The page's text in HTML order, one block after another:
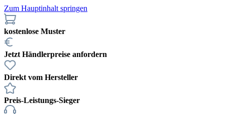
Zum Hauptinhalt springen
kostenlose Muster
Jetzt Händlerpreise anfordern
Direkt vom Hersteller
Preis-Leistungs-Sieger